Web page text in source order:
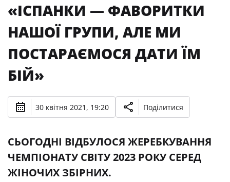
«ІСПАНКИ — ФАВОРИТКИ
НАШОЇ ГРУПИ, АЛЕ МИ
ПОСТАРАЄМОСЯ ДАТИ ЇМ
БІЙ»
30 квітня 2021, 19:20 Поділитися
СЬОГОДНІ ВІДБУЛОСЯ ЖЕРЕБКУВАННЯ
ЧЕМПІОНАТУ СВІТУ 2023 РОКУ СЕРЕД
ЖІНОЧИХ ЗБІРНИХ.